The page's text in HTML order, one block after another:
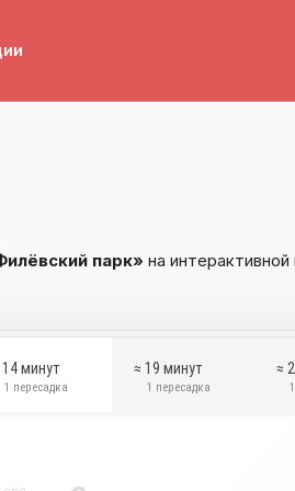
парк» на
минут
1 пересадка
≈ 19 минут
1 пересадка
≈